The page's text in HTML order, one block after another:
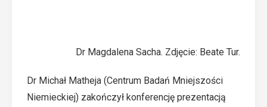
Dr Magdalena Sacha. Zdjęcie: Beate Tur.
Dr Michał Matheja (Centrum Badań Mniejszości
Niemieckiej) zakończył konferencję prezentacją